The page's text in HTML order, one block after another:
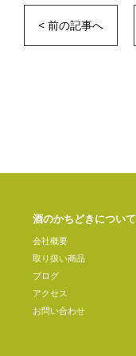
< 前の記事へ
酒のかちどきについて
会社概要
取り扱い商品
ブログ
アクセス
お問い合わせ